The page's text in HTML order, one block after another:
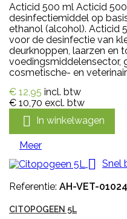
Acticid 500 ml Acticid
desinfectiemiddel op
ethanol (alcohol). Acticid
voor de desinfectie van
deurknoppen, laarzen en
voedingsmiddelensector,
cosmetische- en
€ 12,95 incl. btw
€ 10,70 excl. btw
 In winkelwagen
Meer
 Snel
Referentie: AH-VET-
CITOPOGEEN 5L